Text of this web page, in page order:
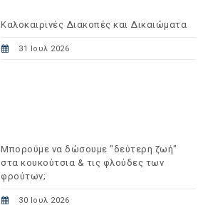
Καλοκαιρινές Διακοπές και Δικαιώματα
31 Ιουλ 2026
Μπορούμε να δώσουμε "δεύτερη ζωή"
στα κουκούτσια & τις φλούδες των
φρούτων;
30 Ιουλ 2026